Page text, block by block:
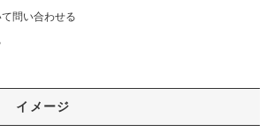
問い合わせる
イメージ